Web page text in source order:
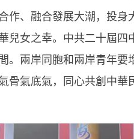
作、融合發展大潮，投身
兒女之幸。中共二十屆四
。兩岸同胞和兩岸青年要
骨氣底氣，同心共創中華